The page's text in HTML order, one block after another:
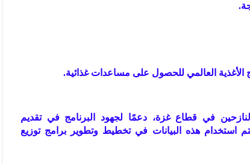
الأغذية العالمي للحصول على مساعدات غذائية.
في قطاع غزة، دعمًا لجهود البرنامج في تقديم
استخدام هذه البيانات في تخطيط وتطوير برامج توزيع